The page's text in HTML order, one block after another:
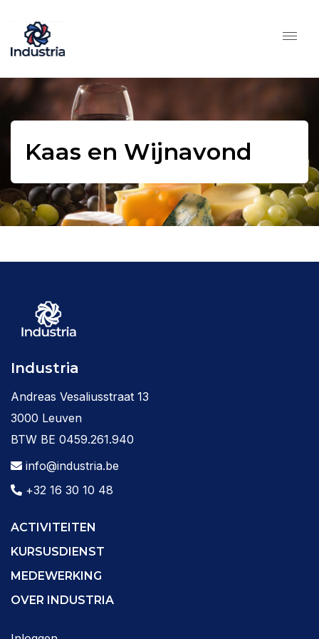
Kaas en Wijnavond
Industria
Andreas Vesaliusstraat 13
3000 Leuven
BTW BE 0459.261.940
info@industria.be
+32 16 30 10 48
ACTIVITEITEN
KURSUSDIENST
MEDEWERKING
OVER INDUSTRIA